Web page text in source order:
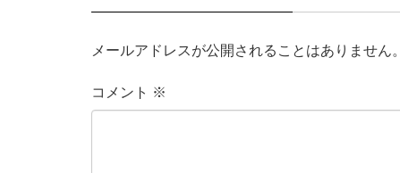
メールアドレスが公開されることはありません。
コメント ※